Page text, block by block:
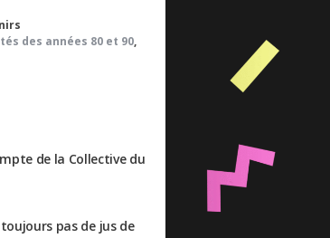
des années 80 et 90,
de la Collective du
pas de jus de